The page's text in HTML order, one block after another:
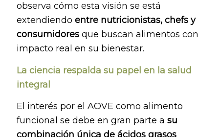
observa cómo esta visión se está
extendiendo entre nutricionistas, chefs y
consumidoresque buscan alimentos con
impacto real en su bienestar.
La ciencia respalda su papel en la salud
integral
El interés por el AOVE como alimento
funcional se debe en gran parte a su
combinación única de ácidos grasos